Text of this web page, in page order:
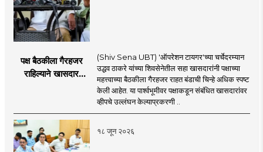
पक्ष बैठकीला गैरहजर
राहिल्याने खासदार
काय सांगतो?
(Shiv Sena UBT) 'ऑपरेशन टायगर'च्या चर्चेदरम्यान
उद्धव ठाकरे यांच्या शिवसेनेतील सहा खासदारांनी पक्षाच्या
महत्त्वाच्या बैठकीला गैरहजर राहत बंडाची चिन्हे अधिक स्पष्ट
केली आहेत. या पार्श्वभूमीवर पक्षाकडून संबंधित खासदारांवर
व्हीपचे उल्लंघन केल्याप्रकरणी ..
१८ जून २०२६